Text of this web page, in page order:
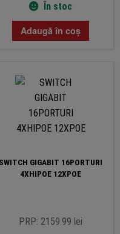
În stoc
Adaugă în coș
SWITCH GIGABIT 16PORTURI
4XHIPOE 12XPOE
PRP: 2159.99 lei